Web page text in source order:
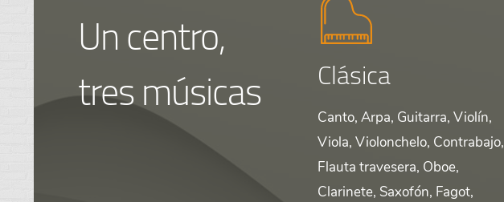
Un centro,
tres músicas
Clásica
Canto, Arpa, Guitarra, Violín,
Viola, Violonchelo, Contrabajo,
Flauta travesera, Oboe,
Clarinete, Saxofón, Fagot,